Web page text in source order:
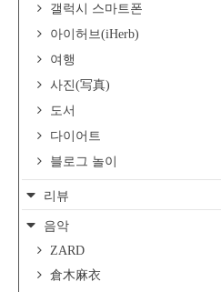
갤럭시 스마트폰
아이허브(iHerb)
여행
사진(写真)
도서
다이어트
블로그 놀이
리뷰
음악
ZARD
倉木麻衣